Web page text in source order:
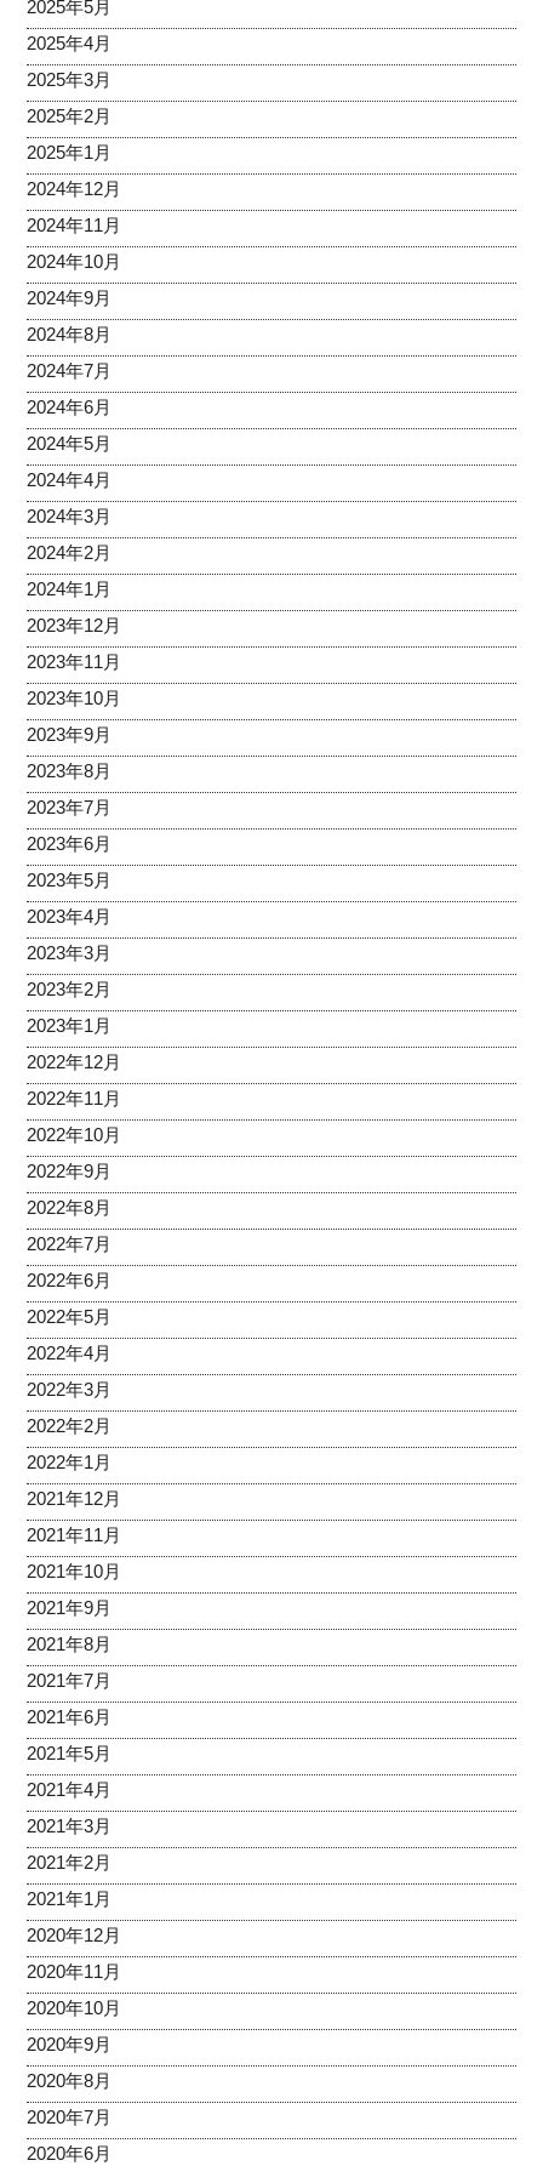
2025年5月
2025年4月
2025年3月
2025年2月
2025年1月
2024年12月
2024年11月
2024年10月
2024年9月
2024年8月
2024年7月
2024年6月
2024年5月
2024年4月
2024年3月
2024年2月
2024年1月
2023年12月
2023年11月
2023年10月
2023年9月
2023年8月
2023年7月
2023年6月
2023年5月
2023年4月
2023年3月
2023年2月
2023年1月
2022年12月
2022年11月
2022年10月
2022年9月
2022年8月
2022年7月
2022年6月
2022年5月
2022年4月
2022年3月
2022年2月
2022年1月
2021年12月
2021年11月
2021年10月
2021年9月
2021年8月
2021年7月
2021年6月
2021年5月
2021年4月
2021年3月
2021年2月
2021年1月
2020年12月
2020年11月
2020年10月
2020年9月
2020年8月
2020年7月
2020年6月